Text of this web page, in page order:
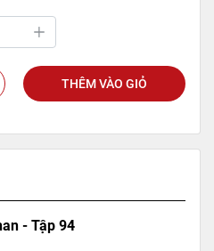
THÊM VÀO GIỎ
- Tập 94